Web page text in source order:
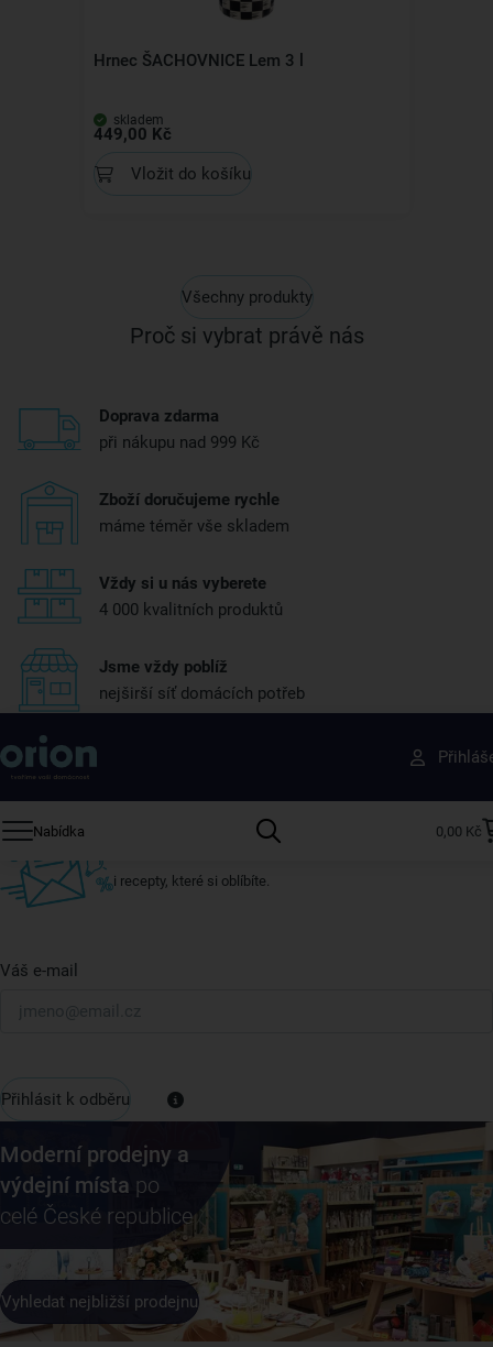
Hrnec ŠACHOVNICE Lem 3 l
skladem
449,00 Kč
Vložit do košíku
Všechny produkty
Proč si vybrat právě nás
Doprava zdarma
při nákupu nad 999 Kč
Zboží doručujeme rychle
máme téměr vše skladem
Vždy si u nás vyberete
4 000 kvalitních produktů
Jsme vždy poblíž
nejširší síť domácích potřeb
Nabídka 0,00 Kč
Získejte rady, recepty a tipy na slevy dřív než
ostatní
Přihlaste se k odběru našeho newsletteru.
i recepty, které si oblíbíte.
Váš e-mail
Přihlásit k odběru
Moderní prodejny a
výdejní místa po
celé České republice
Vyhledat nejbližší prodejnu